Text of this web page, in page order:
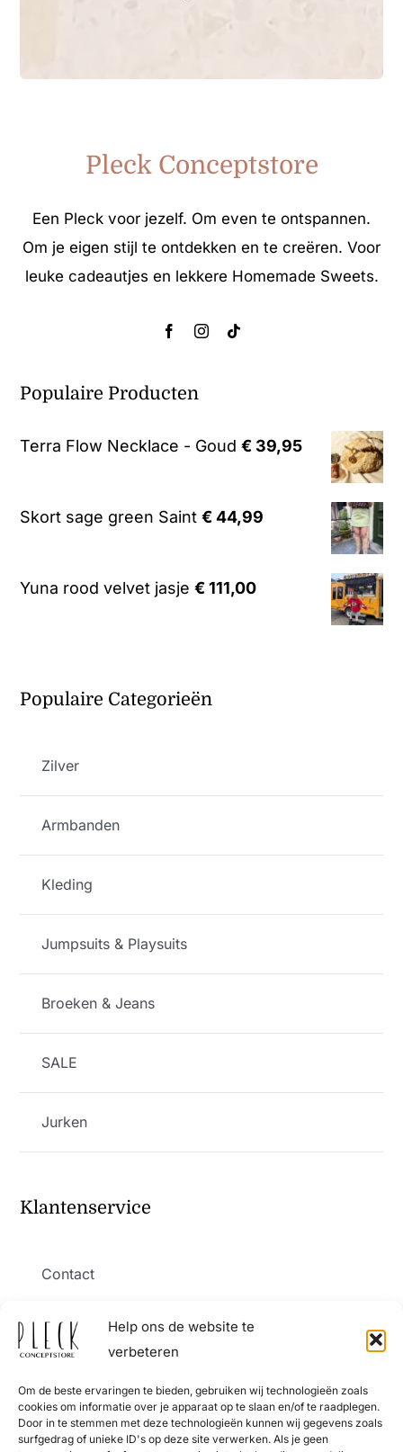
Help ons de website te
verbeteren
Om de beste ervaringen te bieden, gebruiken wij technologieën zoals
cookies om informatie over je apparaat op te slaan en/of te raadplegen.
Door in te stemmen met deze technologieën kunnen wij gegevens zoals
surfgedrag of unieke ID's op deze site verwerken. Als je geen
Pleck Conceptstore
Een Pleck voor jezelf. Om even te ontspannen.
Om je eigen stijl te ontdekken en te creëren. Voor
leuke cadeautjes en lekkere Homemade Sweets.
Populaire Producten
Terra Flow Necklace - Goud € 39,95
Skort sage green Saint €44,99
Yuna rood velvet jasje €111,00
Populaire Categorieën
Zilver
Armbanden
Kleding
Jumpsuits & Playsuits
Broeken & Jeans
SALE
Jurken
Klantenservice
Contact
Verzending en levering
Retourneren